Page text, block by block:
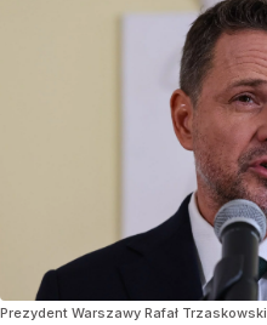
Prezydent Warszawy Rafał Trzaskowski